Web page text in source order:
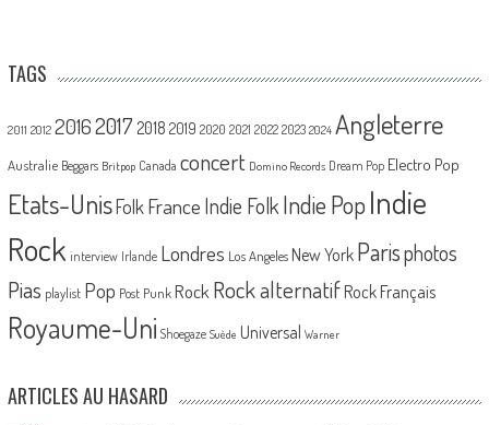
TAGS
2011 2012 20162017 2018 2019 2020 2021 2022 2023 2024 Angleterre
Australie Beggars Britpop Canada concert Domino Records Dream Pop Electro Pop
Etats-UnisFolk France Indie Folk Indie PopIndie
Rock interview Irlande Londres Los Angeles New York Parisphotos
Pias playlist Pop Post Punk Rock Rock alternatif Rock Français
Royaume-Uni Shoegaze Suède Universal Warner
ARTICLES AU HASARD